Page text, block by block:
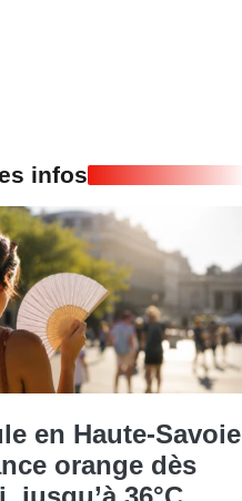
infos
en Haute-Savoie
orange dès